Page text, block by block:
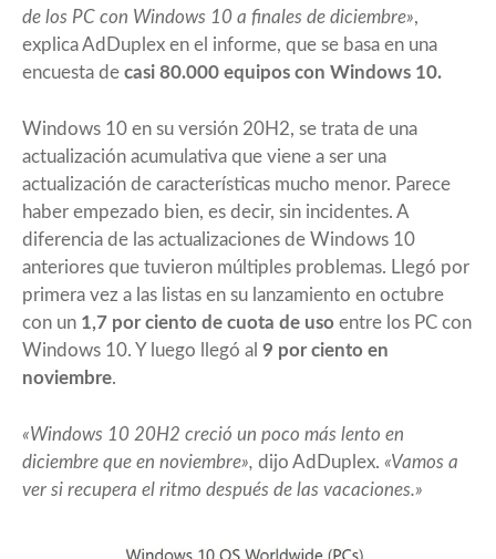
de los PC con Windows 10 a finales de diciembre»,
explica AdDuplex en el informe, que se basa en una
encuesta de casi 80.000 equipos con Windows 10.
Windows 10 en su versión 20H2, se trata de una
actualización acumulativa que viene a ser una
actualización de características mucho menor. Parece
haber empezado bien, es decir, sin incidentes. A
diferencia de las actualizaciones de Windows 10
anteriores que tuvieron múltiples problemas. Llegó por
primera vez a las listas en su lanzamiento en octubre
con un 1,7 por ciento de cuota de uso entre los PC con
Windows 10. Y luego llegó al 9 por ciento en
noviembre.
«Windows 10 20H2 creció un poco más lento en
diciembre que en noviembre», dijo AdDuplex. «Vamos a
ver si recupera el ritmo después de las vacaciones.»